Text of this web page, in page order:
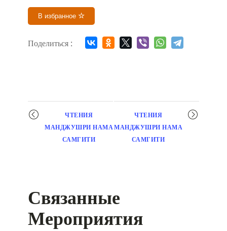
В избранное
Поделиться :
Мероприятие
навигация
ЧТЕНИЯ
МАНДЖУШРИ НАМА
САМГИТИ
ЧТЕНИЯ
МАНДЖУШРИ НАМА
САМГИТИ
Связанные
Мероприятия